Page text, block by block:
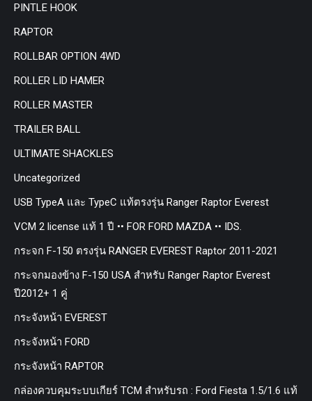
PINTLE HOOK
RAPTOR
ROLLBAR OPTION 4WD
ROLLER LID HAMER
ROLLER MASTER
TRAILER BALL
ULTIMATE SHACKLES
Uncategorized
USB TypeA และ TypeC แท้ตรงรุ่น Ranger Raptor Everest
VCM 2 license แท้ 1 ปี •• FOR FORD MAZDA •• IDS.
กระจก F-150 ตรงรุ่น RANGER EVEREST Raptor 2011-2021
กระจกมองข้าง F-150 USA สำหรับ Ranger Raptor Everest
ปี2012+ 1 คู่
กระจังหน้า EVEREST
กระจังหน้า FORD
กระจังหน้า RAPTOR
กล่องควบคุมระบบเกียร์ TCM สำหรับรถ : Ford Fiesta 1.5/1.6 แท้